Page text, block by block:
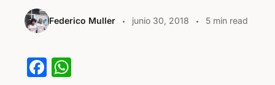
Federico Muller junio 30, 2018 5 min read
F